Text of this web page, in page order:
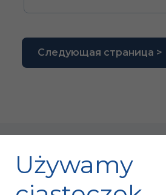
Следующая страница >
Używamy